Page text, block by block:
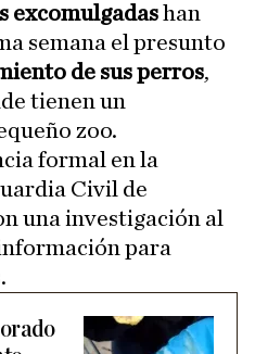
excomulgadashan
semana el presunto
de sus perros,
tienen un
zoo.
formal en la
Civil de
una investigación al
para